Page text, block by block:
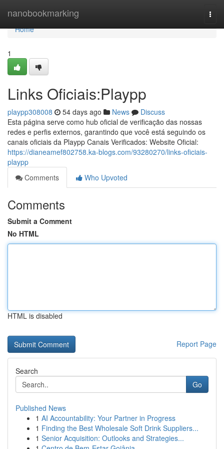
nanobookmarking
Home
Home
1
Links Oficiais:Playpp
playpp308008 54 days ago News
Discuss
Esta página serve como hub oficial de verificação das nossas
redes e perfis externos, garantindo que você está seguindo os
canais oficiais da Playpp Canais Verificados: Website Oficial:
https://dianeamef802758.ka-blogs.com/93280270/links-oficiais-
playpp
Comments
Who Upvoted
Comments
Submit a Comment
No HTML
HTML is disabled
Report Page
Search
Go
Published News
1 AI Accountability: Your Partner in Progress
1 Finding the Best Wholesale Soft Drink Suppliers...
1 Senior Acquisition: Outlooks and Strategies...